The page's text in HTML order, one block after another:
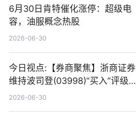
6月30日肯特催化涨停：超级电
容，油服概念热股
2026-06-30
今日视点:【券商聚焦】浙商证券
维持波司登(03998)“买入”评级
指其业绩高质量稳增长
2026-06-30